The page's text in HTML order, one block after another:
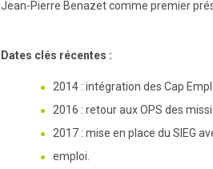
Jean-Pierre Benazet comme premier
Dates clés récentes :
2014 : intégration des Cap
2016 : retour aux OPS des
2017 : mise en place du SIEG
emploi.